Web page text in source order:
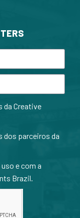
da Creative
dos parceiros da
e com a
Brazil.